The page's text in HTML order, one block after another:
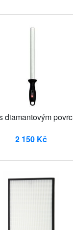
diamantovým
2 150 Kč